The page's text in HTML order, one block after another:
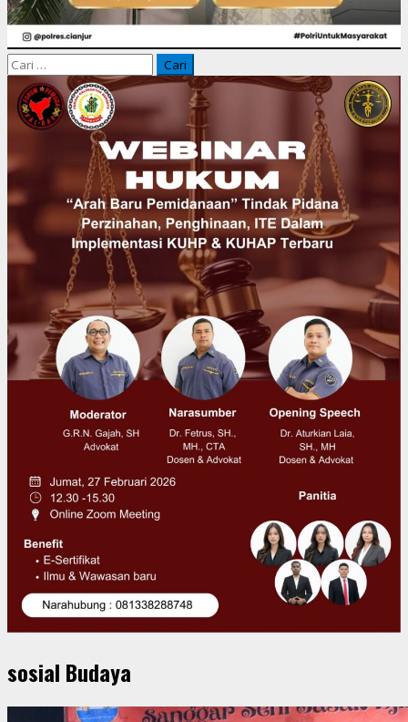
Cari
untuk:
sosial Budaya